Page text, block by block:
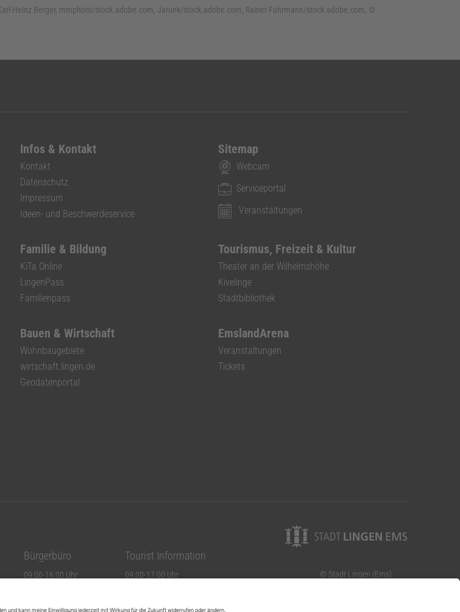
Heinz Berger, mmphoto/stock.adobe.com, Jaruek/stock.adobe.com, Rainer Fuhrmann/stock.adobe.com, ©
Infos & Kontakt
Kontakt
Datenschutz
Impressum
Ideen- und Beschwerdeservice
Sitemap
Webcam
Serviceportal
Veranstaltungen
Familie & Bildung
KiTa Online
LingenPass
Familienpass
Tourismus, Freizeit & Kultur
Theater an der Wilhelmshöhe
Kivelinge
Stadtbibliothek
Bauen & Wirtschaft
Wohnbaugebiete
wirtschaft.lingen.de
Geodatenportal
EmslandArena
Veranstaltungen
Tickets
Bürgerbüro
09.00-16.00 Uhr
Tourist Information
09.00-17.00 Uhr
© Stadt Lingen (Ems)